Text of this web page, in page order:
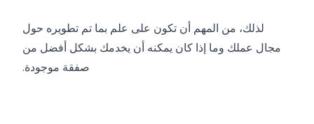
لذلك، من المهم أن تكون على علم بما تم تطويره حول
مجال عملك وما إذا كان يمكنه أن يخدمك بشكل أفضل من
صفقة موجودة.